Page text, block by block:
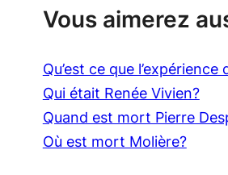
Vous aimerez
Qu’est ce que
Qui était Renée Vivien?
Quand est mort Pierre
Où est mort Molière?